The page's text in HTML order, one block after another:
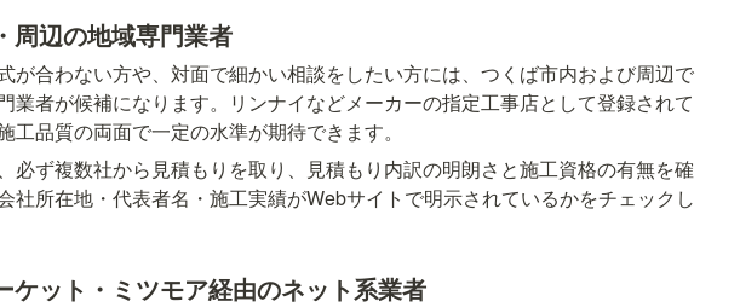
周辺の地域専門業者
が合わない方や、対面で細かい相談をしたい方には、つくば市内および周辺で
業者が候補になります。リンナイなどメーカーの指定工事店として登録されて
工品質の両面で一定の水準が期待できます。
必ず複数社から見積もりを取り、見積もり内訳の明朗さと施工資格の有無を確
社所在地・代表者名・施工実績がWebサイトで明示されているかをチェックし
ケット・ミツモア経由のネット系業者